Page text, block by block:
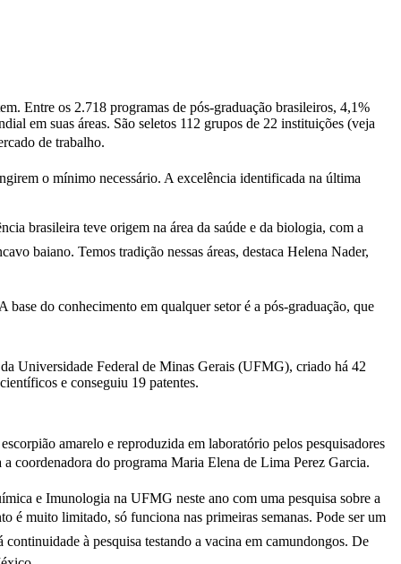
Entre os 2.718 programas de pós-graduação brasileiros, 4,1%
em suas áreas. São seletos 112 grupos de 22 instituições (veja
de trabalho.
o mínimo necessário. A excelência identificada na última
brasileira teve origem na área da saúde e da biologia, com a
baiano. Temos tradição nessas áreas, destaca Helena Nader,
base do conhecimento em qualquer setor é a pós-graduação, que
Universidade Federal de Minas Gerais (UFMG), criado há 42
e conseguiu 19 patentes.
amarelo e reproduzida em laboratório pelos pesquisadores
coordenadora do programa Maria Elena de Lima Perez Garcia.
e Imunologia na UFMG neste ano com uma pesquisa sobre a
é muito limitado, só funciona nas primeiras semanas. Pode ser um
à pesquisa testando a vacina em camundongos. De